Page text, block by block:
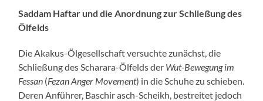
Saddam Haftar und die Anordnung zur Schließung des
Ölfelds
Die Akakus-Ölgesellschaft versuchte zunächst, die
Schließung des Scharara-Ölfelds der Wut-Bewegung im
Fessan (Fezan Anger Movement) in die Schuhe zu schieben.
Deren Anführer, Baschir asch-Scheikh, bestreitet jedoch